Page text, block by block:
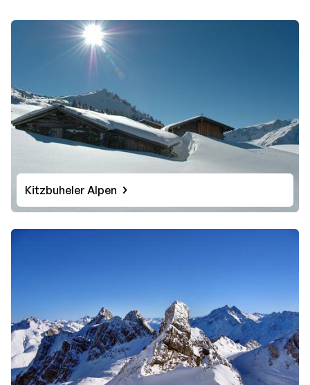
Kitzbuheler Alpen